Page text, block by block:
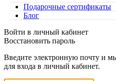
Подарочные сертификаты
Блог
Войти в личный кабинет
Восстановить пароль
Введите электронную почту и
для входа в личный кабинет.